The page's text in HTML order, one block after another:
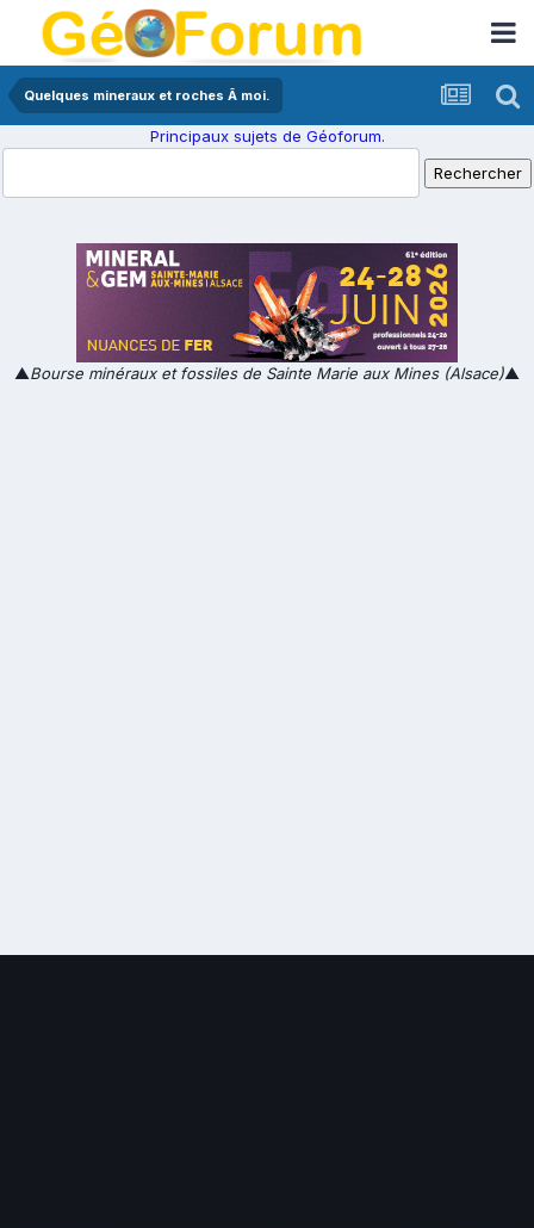
Quelques mineraux et roches Ã moi.
Principaux sujets de Géoforum.
▲Bourse minéraux et fossiles de Sainte Marie aux Mines (Alsace)▲